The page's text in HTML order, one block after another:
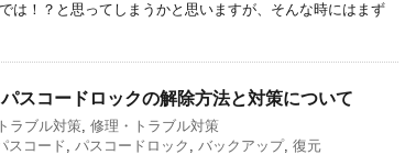
は！？と思ってしまうかと思いますが、そんな時にはまず
スコードロックの解除方法と対策について
トラブル対策, 修理・トラブル対策
スコード, パスコードロック , バックアップ, 復元